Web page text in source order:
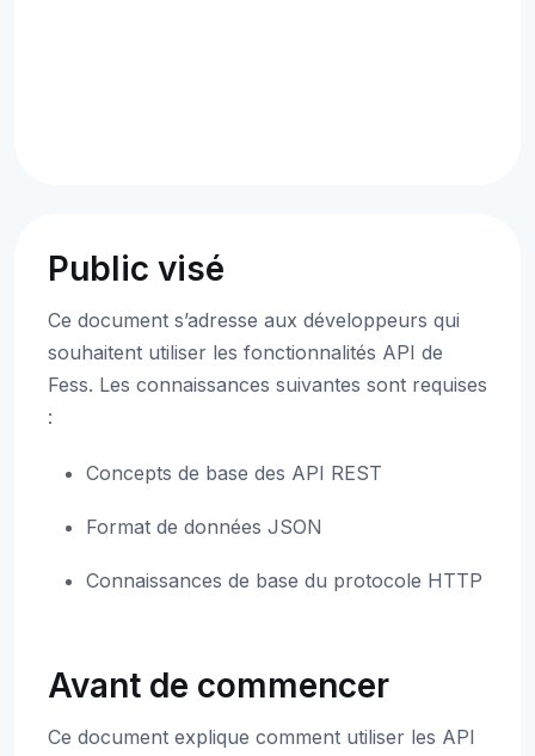
Public visé
Ce document s’adresse aux développeurs qui
souhaitent utiliser les fonctionnalités API de
Fess. Les connaissances suivantes sont requises
:
Concepts de base des API REST
Format de données JSON
Connaissances de base du protocole HTTP
Avant de commencer
Ce document explique comment utiliser les API